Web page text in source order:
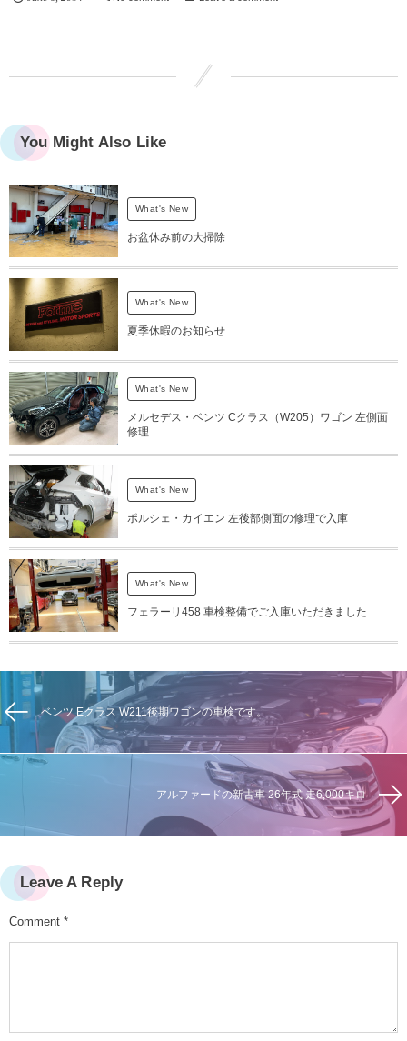
You Might Also Like
What's New
お盆休み前の大掃除
What's New
夏季休暇のお知らせ
What's New
メルセデス・ベンツ Cクラス（W205）ワゴン 左側面
修理
What's New
ポルシェ・カイエン 左後部側面の修理で入庫
What's New
フェラーリ458 車検整備でご入庫いただきました
ベンツ Eクラス W211後期ワゴンの車検です。
アルファードの新古車 26年式 走6,000キロ
Leave A Reply
Comment *